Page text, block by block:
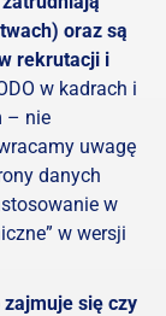
oraz są
rekrutacji i
w kadrach i
– nie
uwagę
danych
w
w wersji
się czy